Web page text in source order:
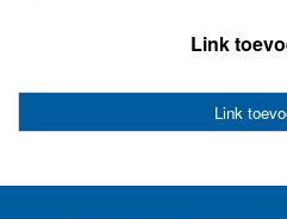
Link
Link